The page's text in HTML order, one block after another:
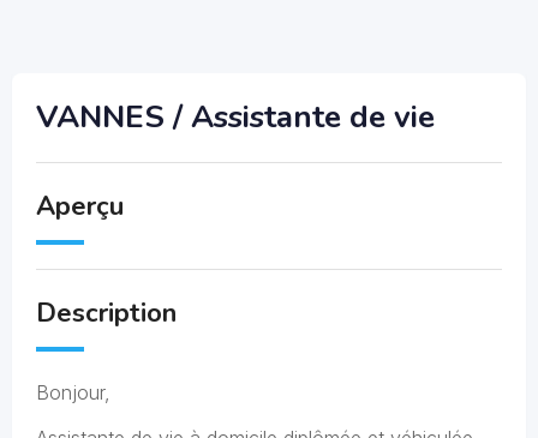
VANNES / Assistante de vie
Aperçu
Description
Bonjour,